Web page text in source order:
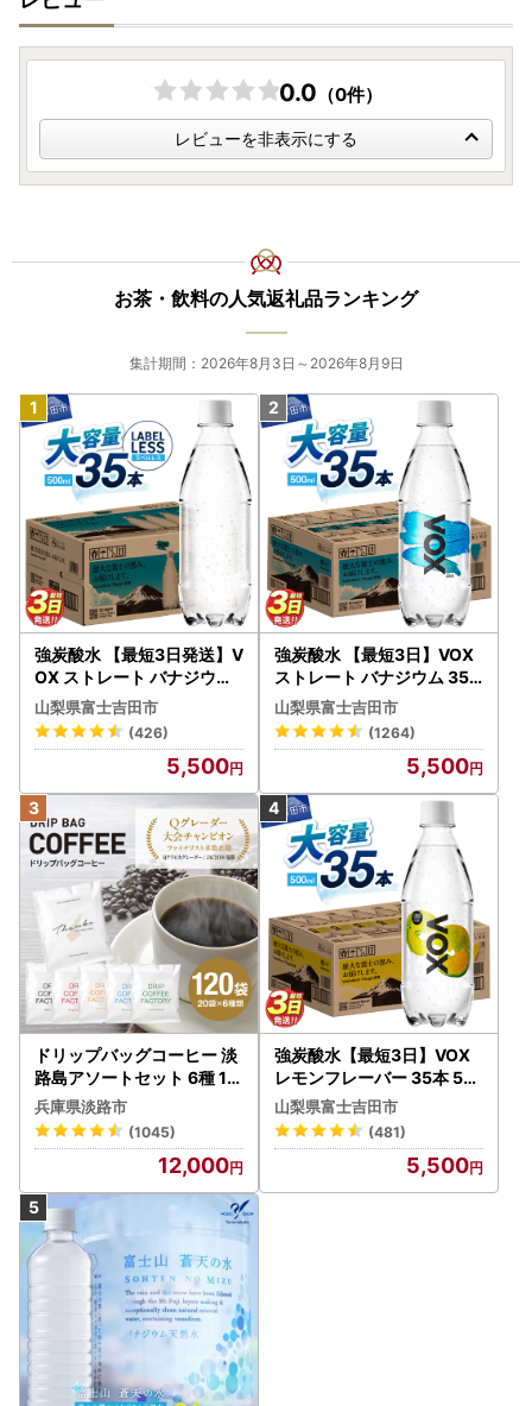
何卒ご了承いただきますようお願い申し上げます。
ご登録住所の相違や転居などでお届け先住所変更が必要な場
合は、発送前であれば変更可能な場合もございますので、お
早めにご連絡をお願いいたします。
0.0 （0件）
レビューを非表示にする
お茶・飲料の人気返礼品ランキング
集計期間：2026年8月3日～2026年8月9日
強炭酸水 【最短3日発送】V
OX ストレート バナジウム
強炭酸水 35本 500ml ラベ
ルレス【富士吉田市限定カ
ートン】 炭酸
山梨県富士吉田市
(426)
5,500
強炭酸水 【最短3日】VOX
ストレート バナジウム 35
本 500ml 【富士吉田市限
定カートン】炭酸
山梨県富士吉田市
(1264)
5,500
ドリップバッグコーヒー 淡
路島アソートセット 6種 12
0袋 飲み比べ コーヒー
兵庫県淡路市
(1045)
12,000
強炭酸水【最短3日】VOX
レモンフレーバー 35本 50
0ml 【富士吉田市限定カー
トン】炭酸
山梨県富士吉田市
(481)
5,500